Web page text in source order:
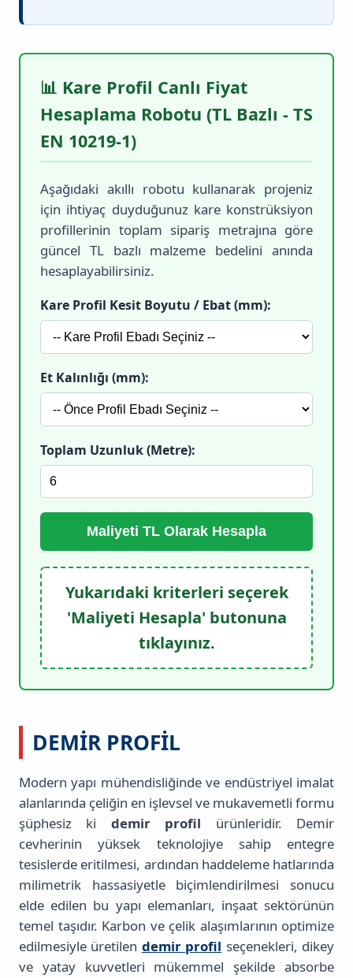
📊 Kare Profil Canlı Fiyat
Hesaplama Robotu (TL Bazlı - TS
EN 10219-1)
Aşağıdaki akıllı robotu kullanarak projeniz
için ihtiyaç duyduğunuz kare konstrüksiyon
profillerinin toplam sipariş metrajına göre
güncel TL bazlı malzeme bedelini anında
hesaplayabilirsiniz.
Kare Profil Kesit Boyutu / Ebat (mm):
Et Kalınlığı (mm):
Toplam Uzunluk (Metre):
Maliyeti TL Olarak Hesapla
Yukarıdaki kriterleri seçerek
'Maliyeti Hesapla' butonuna
tıklayınız.
DEMIR PROFIL
Modern yapı mühendisliğinde ve endüstriyel imalat
alanlarında çeliğin en işlevsel ve mukavemetli formu
şüphesiz ki demir profil ürünleridir. Demir
cevherinin yüksek teknolojiye sahip entegre
tesislerde eritilmesi, ardından haddeleme hatlarında
milimetrik hassasiyetle biçimlendirilmesi sonucu
elde edilen bu yapı elemanları, inşaat sektörünün
temel taşıdır. Karbon ve çelik alaşımlarının optimize
edilmesiyle üretilen demir profil seçenekleri, dikey
ve yatay kuvvetleri mükemmel şekilde absorbe